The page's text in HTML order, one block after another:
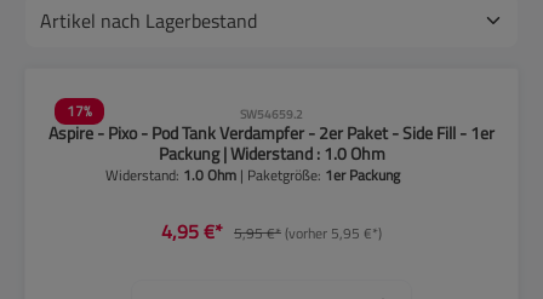
17% SW54659.2
Aspire - Pixo - Pod Tank Verdampfer - 2er Paket - Side Fill - 1er
Packung | Widerstand : 1.0 Ohm
Widerstand: 1.0 Ohm | Paketgröße: 1er Packung
4,95 €* 5,95 €*(vorher 5,95 €*)